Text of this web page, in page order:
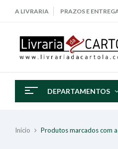
A LIVRARIA PRAZOS E
DEPARTAMENTOS
Início Produtos marcados com a